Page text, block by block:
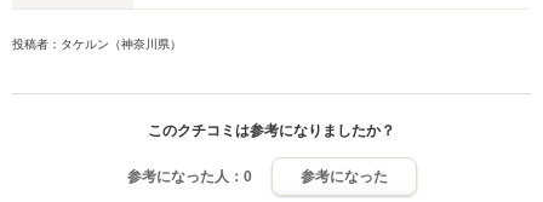
投稿者：タケルン（神奈川県）
このクチコミは参考になりましたか？
参考になった人： 0 参考になった